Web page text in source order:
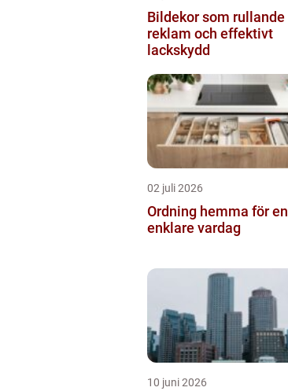
Bildekor som rullande
reklam och effektivt
lackskydd
02 juli 2026
Ordning hemma för en
enklare vardag
10 juni 2026